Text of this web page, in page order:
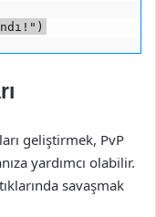
geliştirmek, PvP
yardımcı olabilir.
savaşmak